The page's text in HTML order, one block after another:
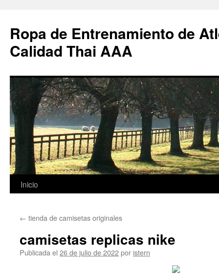
Ropa de Entrenamiento de
Calidad Thai AAA
Saltar
contenido
Inicio
← tienda de camisetas originales
camisetas replicas nike
Publicada el 26 de julio de 2022por istern